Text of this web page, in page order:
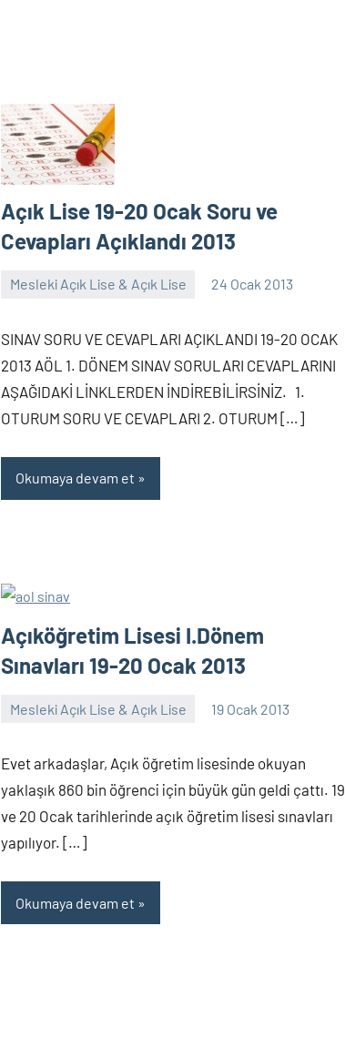
Açık Lise 19-20 Ocak Soru ve
Cevapları Açıklandı 2013
Mesleki Açık Lise & Açık Lise 24 Ocak 2013
alperturkoglu
SINAV SORU VE CEVAPLARI AÇIKLANDI 19-20 OCAK
2013 AÖL 1. DÖNEM SINAV SORULARI CEVAPLARINI
AŞAĞIDAKİ LİNKLERDEN İNDİREBİLİRSİNİZ. 1.
OTURUM SORU VE CEVAPLARI 2. OTURUM […]
Okumaya devam et
Açıköğretim Lisesi I.Dönem
Sınavları 19-20 Ocak 2013
Mesleki Açık Lise & Açık Lise 19 Ocak 2013
alperturkoglu
Evet arkadaşlar, Açık öğretim lisesinde okuyan
yaklaşık 860 bin öğrenci için büyük gün geldi çattı. 19
ve 20 Ocak tarihlerinde açık öğretim lisesi sınavları
yapılıyor. […]
Okumaya devam et